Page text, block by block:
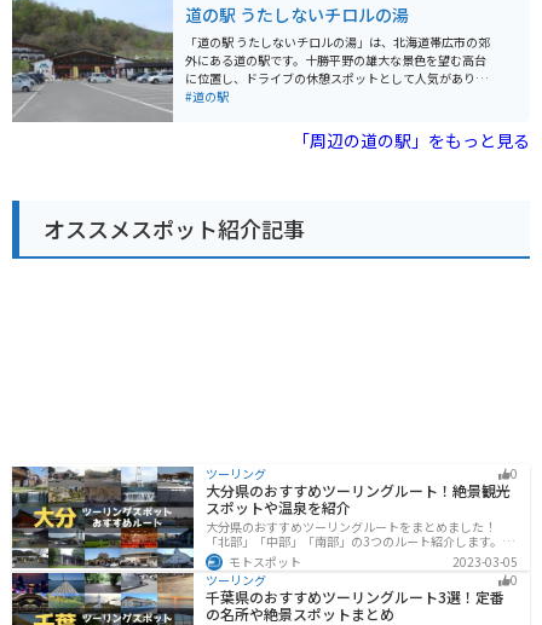
としても知られる雨竜町産のお米「ゆめぴりか」や「な
なつぼし」が人気です。また、そばの生産も盛んで、道
の駅で購入することができます。
めても美味しいと評判なので、お土産に最適です。 ま
た、道の駅には、レストランや軽食コーナーがあり、地
元の食材を使った料理を楽しむことができます。深川産
の米粉を使ったパンやスイーツも人気です。バイクで訪
れた際には、駐車場も広々としているので安心です。 周
パークゴルフ場や遊歩道が整備されており、自然を楽し
道の駅 うたしないチロルの湯
「道の駅 うたしないチロルの湯」は、北海道帯広市の郊
外にある道の駅です。十勝平野の雄大な景色を望む高台
に位置し、ドライブの休憩スポットとして人気がありま
す。 施設の目玉は、なんといっても「うたしないチロル
です。日帰り入浴も可能なので、ドライブで疲れた体を
癒やすのに最適です。 食事処では、地元の食材をふんだ
買えないオリジナルグッズなども販売しています。 バイ
クで訪れる場合、駐車場も広いため安心して駐車できま
す。道の駅周辺には、広大な牧草地帯が広がり、北海道
#道の駅
「周辺の道の駅」をもっと見る
オススメスポット紹介記事
ツーリング 0
大分県のおすすめツーリングルート！絶景観光
スポットや温泉を紹介
大分県のおすすめツーリングルートをまとめました！
「北部」「中部」「南部」の3つのルート紹介します。阿
蘇の雄大な自然を満喫できるスポットや温泉を満喫する
ツーリングができます。バイクで大分県にツーリングに
行く際は参考にしてください。
モトスポット
2023-03-05
ツーリング
0
千葉県のおすすめツーリングルート3選！定番
の名所や絶景スポットまとめ